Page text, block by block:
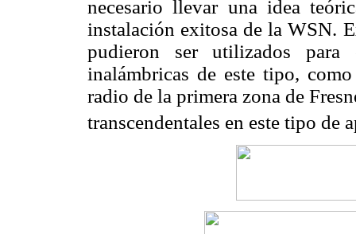
necesario llevar una idea
instalación exitosa de la WSN.
pudieron ser utilizados para
inalámbricas de este tipo,
radio de la primera zona de
transcendentales en este tipo de